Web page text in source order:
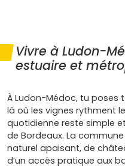
Vivre à Ludon-
estuaire et
À Ludon-Médoc, tu poses
là où les vignes rythment
quotidienne reste simple
de Bordeaux. La
naturel apaisant, de
d’un accès pratique aux